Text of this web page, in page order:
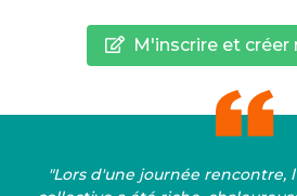
M'inscrire et créer
"Lors d'une journée rencontre,